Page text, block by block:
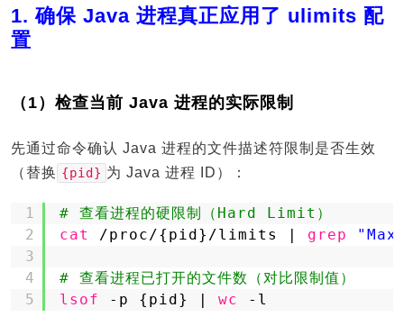
1. 确保 Java 进程真正应用了 ulimits 配
置
（1）检查当前 Java 进程的实际限制
先通过命令确认 Java 进程的文件描述符限制是否生效
（替换 {pid} 为 Java 进程 ID）：
1
2
3
4
5
# 查看进程的硬限制（Hard Limit）
cat
/proc/{pid} /limits grep
# 查看进程已打开的文件数（对比限制值）
lsof
-p {pid} | wc -l